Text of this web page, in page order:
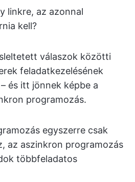
linkre, az azonnal
kell?
válaszok közötti
feladatkezelésének
és itt jönnek képbe a
programozás.
egyszerre csak
az aszinkron programozás
többfeladatos